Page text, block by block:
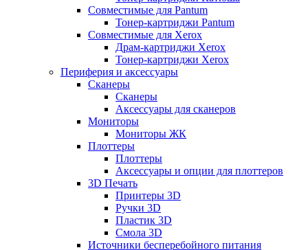
Совместимые для Pantum
Тонер-картриджи Pantum
Совместимые для Xerox
Драм-картриджи Xerox
Тонер-картриджи Xerox
Периферия и аксессуары
Сканеры
Сканеры
Аксессуары для сканеров
Мониторы
Мониторы ЖК
Плоттеры
Плоттеры
Аксессуары и опции для плоттеров
3D Печать
Принтеры 3D
Ручки 3D
Пластик 3D
Смола 3D
Источники бесперебойного питания